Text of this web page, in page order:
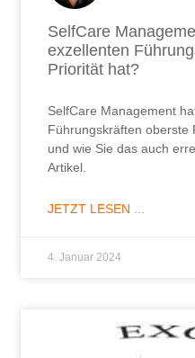
SelfCare
exzellenten
Priorität hat?
SelfCare Management
Führungskräften oberste
und wie Sie das auch
Artikel.
JETZT LESEN ...
4. Januar 2024